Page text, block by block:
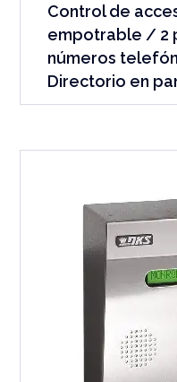
Control de
empotrable / 2
números
Directorio en